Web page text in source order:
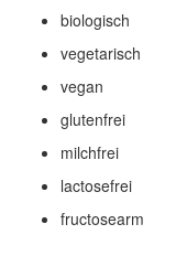
biologisch
vegetarisch
vegan
glutenfrei
milchfrei
lactosefrei
fructosearm